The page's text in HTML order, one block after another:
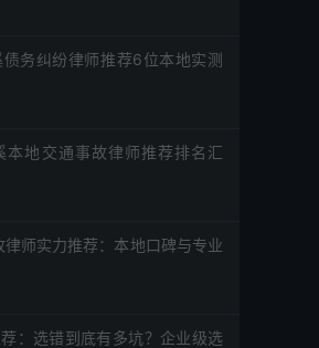
务纠纷律师推荐6位本地实测
地交通事故律师推荐排名汇
师实力推荐：本地口碑与专业
：选错到底有多坑？企业级选